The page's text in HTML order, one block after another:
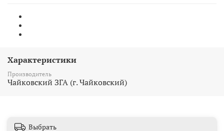
Характеристики
Производитель
Чайковский ЗГА (г. Чайковский)
Выбрать